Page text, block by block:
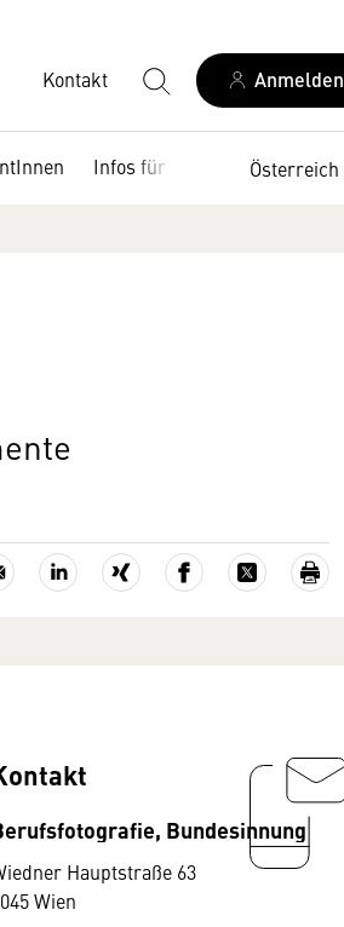
Kontakt Anmelden
Infos für BehördenÖsterreich
Bundesinnung
Hauptstraße 63
Wien